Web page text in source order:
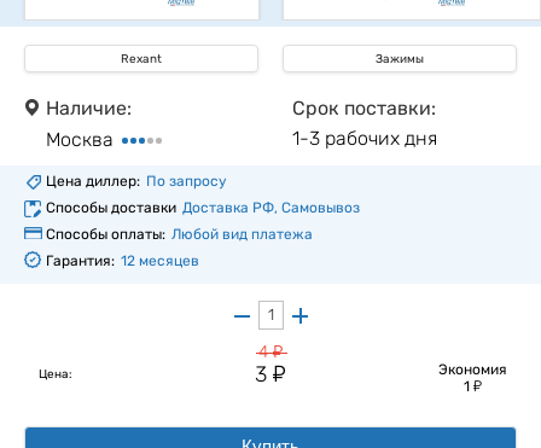
Rexant Зажимы
Наличие:
Москва
Срок поставки:
1-3 рабочих дня
Цена диллер: По запросу
Способы доставки Доставка РФ, Самовывоз
Способы оплаты: Любой вид платежа
Гарантия: 12 месяцев
Цена:
4у
3у
Экономия
1 у